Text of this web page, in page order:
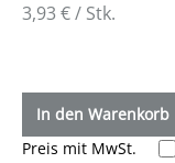
3,93 € / Stk.
In den Warenkorb
Preis mit MwSt.